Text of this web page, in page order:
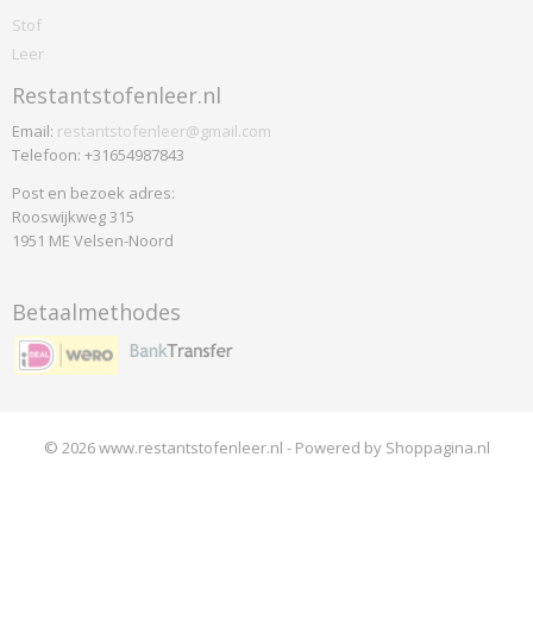
Stof
Leer
Restantstofenleer.nl
Email: restantstofenleer@gmail.com
Telefoon: +31654987843
Post en bezoek adres:
Rooswijkweg 315
1951 ME Velsen-Noord
Betaalmethodes
© 2026 www.restantstofenleer.nl - Powered by Shoppagina.nl